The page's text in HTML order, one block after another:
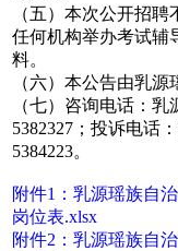
（五）本次公开招
任何机构举办考试辅
料。
（六）本公告由乳源
（七）咨询电话：
5382327；投诉电话
5384223。
附件1：乳源瑶族自
岗位表.xlsx
附件2：乳源瑶族自